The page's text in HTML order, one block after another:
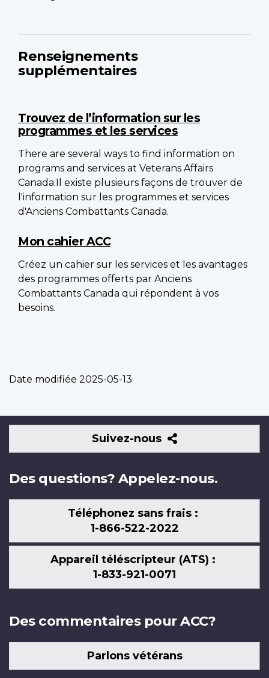
Renseignements
supplémentaires
Trouvez de l’information sur les
programmes et les services
There are several ways to find information on
programs and services at Veterans Affairs
Canada.Il existe plusieurs façons de trouver de
l'information sur les programmes et services
d'Anciens Combattants Canada.
Mon cahier ACC
Créez un cahier sur les services et les avantages
des programmes offerts par Anciens
Combattants Canada qui répondent à vos
besoins.
Date modifiée 2025-05-13
Suivez-nous
Suivez-
nous
Des questions? Appelez-nous.
Téléphonez sans frais :
1-866-522-2022
Appareil téléscripteur (ATS) :
1-833-921-0071
Des commentaires pour ACC?
Parlons vétérans